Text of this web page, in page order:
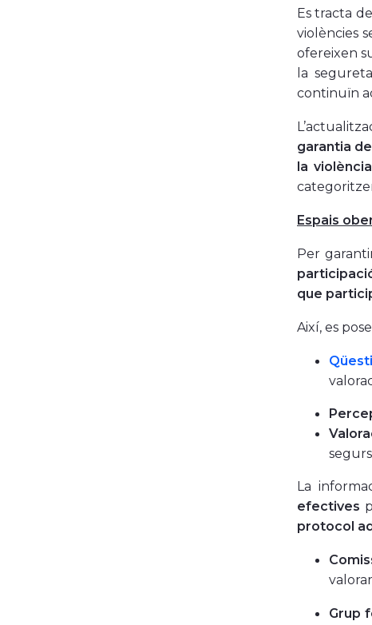
Es tracta
violències
ofereixen
la
continuïn
garantia
la
Espais
Per
que
Així, es
La
efectives
protocol
Grup